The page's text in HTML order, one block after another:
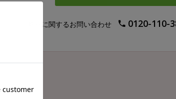
商品に関するお問い合わせ 0120-110-